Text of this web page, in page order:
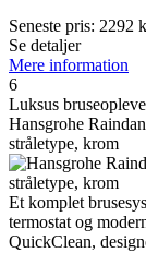
Seneste pris: 2292
Se detaljer
Mere information
6
Luksus
Hansgrohe
stråletype, krom
Et komplet
termostat og
QuickClean,